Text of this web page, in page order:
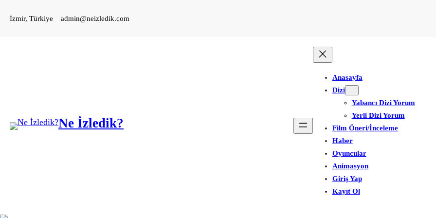
geçİzmir, Türkiye admin@neizledik.com
Ne İzledik?
Anasayfa
Dizi
Yabancı Dizi Yorum
Yerli Dizi Yorum
Film Öneri/İnceleme
Haber
Oyuncular
Animasyon
Giriş Yap
Kayıt Ol